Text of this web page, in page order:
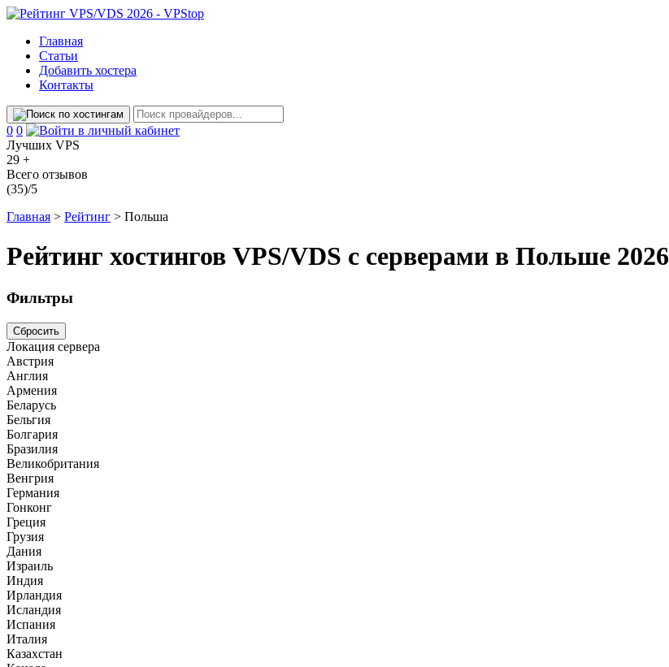
Главная
Статьи
Добавить хостера
Контакты
Сравнение
0 Избранное
0
Лучших VPS
29 +
Всего отзывов
(35)/5
Главная > Рейтинг > Польша
Рейтинг хостингов VPS/VDS с серверами в Польше 2026
Фильтры
Сбросить
Локация сервера
Австрия
Англия
Армения
Беларусь
Бельгия
Болгария
Бразилия
Великобритания
Венгрия
Германия
Гонконг
Греция
Грузия
Дания
Израиль
Индия
Ирландия
Исландия
Испания
Италия
Казахстан